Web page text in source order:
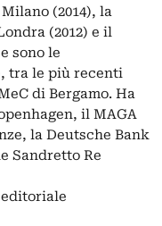
(2014), la
(2012) e il
sono le
tra le più recenti
di Bergamo. Ha
il MAGA
la Deutsche Bank
Sandretto Re